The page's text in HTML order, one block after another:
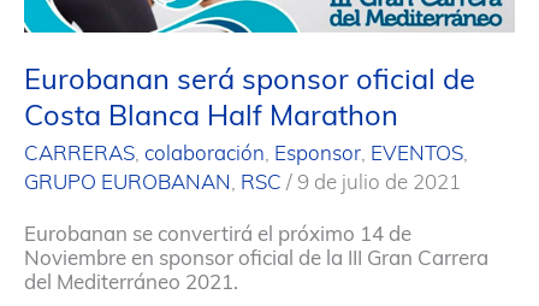
Eurobanan será sponsor oficial de
Costa Blanca Half Marathon
CARRERAS, colaboración, Esponsor, EVENTOS,
GRUPO EUROBANAN , RSC / 9 de julio de 2021
Eurobanan se convertirá el próximo 14 de
Noviembre en sponsor oficial de la III Gran Carrera
del Mediterráneo 2021.